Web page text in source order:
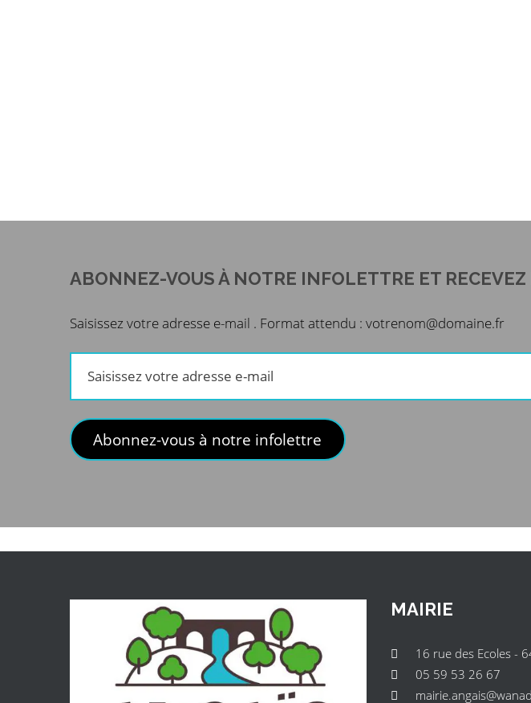
ABONNEZ-VOUS À NOTRE INFOLETTRE ET
Saisissez votre adresse e-mail . Format attendu : votrenom@domaine.fr
votre
e-
mail
Abonnez-vous à notre infolettre
MAIRIE
16 rue des Ecoles -
05 59 53 26 67